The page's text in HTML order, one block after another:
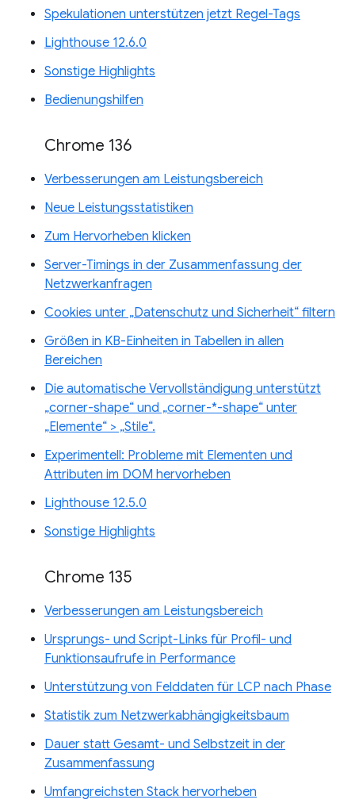
Spekulationen unterstützen jetzt Regel-Tags
Lighthouse 12.6.0
Sonstige Highlights
Bedienungshilfen
Chrome 136
Verbesserungen am Leistungsbereich
Neue Leistungsstatistiken
Zum Hervorheben klicken
Server-Timings in der Zusammenfassung der
Netzwerkanfragen
Cookies unter „Datenschutz und Sicherheit“ filtern
Größen in KB-Einheiten in Tabellen in allen
Bereichen
Die automatische Vervollständigung unterstützt
„corner-shape“ und „corner-*-shape“ unter
„Elemente“ > „Stile“.
Experimentell: Probleme mit Elementen und
Attributen im DOM hervorheben
Lighthouse 12.5.0
Sonstige Highlights
Chrome 135
Verbesserungen am Leistungsbereich
Ursprungs- und Script-Links für Profil- und
Funktionsaufrufe in Performance
Unterstützung von Felddaten für LCP nach Phase
Statistik zum Netzwerkabhängigkeitsbaum
Dauer statt Gesamt- und Selbstzeit in der
Zusammenfassung
Umfangreichsten Stack hervorheben